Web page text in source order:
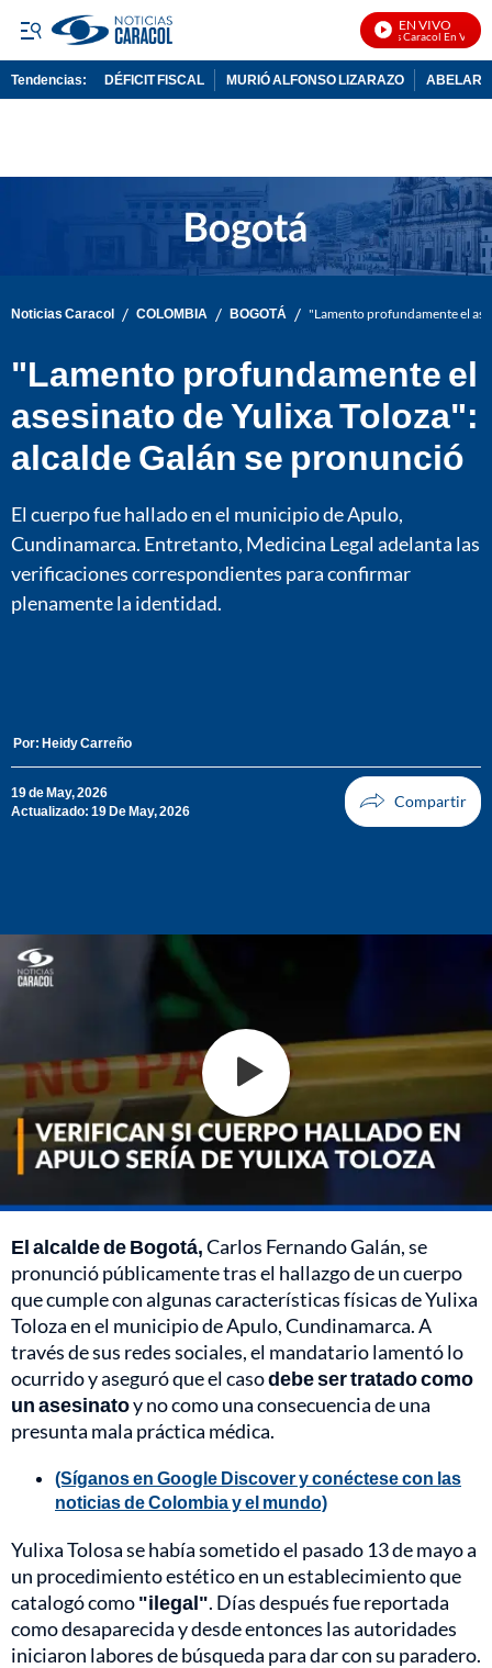
EN VIVO
Noticias Caracol En Vivo
Tendencias: DÉFICIT FISCAL MURIÓ ALFONSO LIZARAZO
Noticias Caracol / COLOMBIA / BOGOTÁ / "Lamento profundamente el
"Lamento profundamente el
asesinato de Yulixa Toloza":
alcalde Galán se pronunció
El cuerpo fue hallado en el municipio de Apulo,
Cundinamarca. Entretanto, Medicina Legal adelanta las
verificaciones correspondientes para confirmar
plenamente la identidad.
Por: Heidy Carreño
19 de May, 2026
Actualizado: 19 De May, 2026
El alcalde de Bogotá,Carlos Fernando Galán, se
pronunció públicamente tras el hallazgo de un cuerpo
que cumple con algunas características físicas de Yulixa
Toloza en el municipio de Apulo, Cundinamarca. A
través de sus redes sociales, el mandatario lamentó lo
ocurrido y aseguró que el casodebe ser tratado como
un asesinatoy no como una consecuencia de una
presunta mala práctica médica.
(Síganos en Google Discover y conéctese con las
noticias de Colombia y el mundo)
Yulixa Tolosa se había sometido el pasado 13 de mayo a
un procedimiento estético en un establecimiento que
catalogó como"ilegal". Días después fue reportada
como desaparecida y desde entonces las autoridades
iniciaron labores de búsqueda para dar con su paradero.